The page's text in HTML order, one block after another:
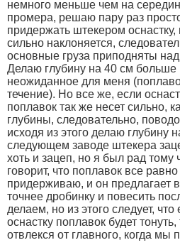
немного меньше чем на
промера, решаю пару раз
придержать штекером
сильно наклоняется,
основные груза приподняты
Делаю глубину на 40 см больше
неожиданное для меня
течение). Но все же, если
поплавок так же несет сильно,
глубины, следовательно,
исходя из этого делаю глубину
следующем заводе штекера
хоть и зацеп, но я был рад тому
говорит, что поплавок все
придерживаю, и он предлагает
точнее дробинку и повесить
делаем, но из этого следует,
оснастку поплавок будет
отвлекся от главного, когда мы